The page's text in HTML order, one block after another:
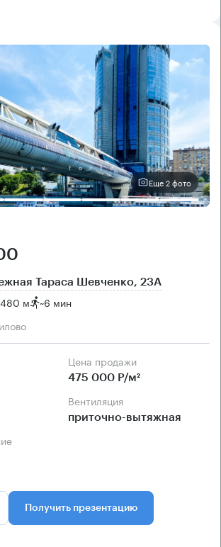
Еще 2 фото
Тараса Шевченко, 23А
м ~6 мин
Цена продажи
475 000 Р/м²
Вентиляция
приточно-вытяжная
Получить презентацию